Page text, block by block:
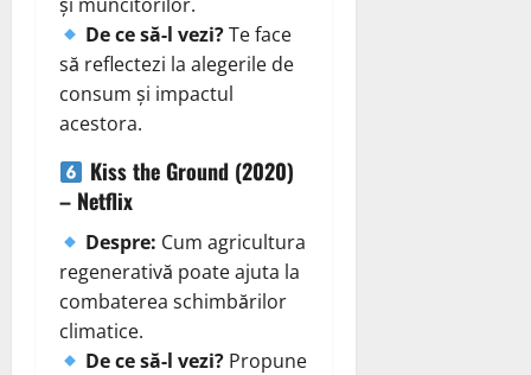
De ce să-l vezi?Te face
să reflectezi la alegerile de
consum și impactul
acestora.
Kiss the Ground (2020)
– Netflix
Despre: Cum agricultura
regenerativă poate ajuta la
combaterea schimbărilor
climatice.
De ce să-l vezi? Propune